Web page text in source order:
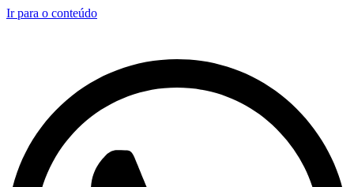
Ir para o conteúdo